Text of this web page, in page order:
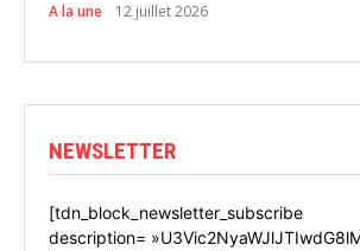
A la une 12 juillet 2026
NEWSLETTER
[tdn_block_newsletter_subscribe
description=